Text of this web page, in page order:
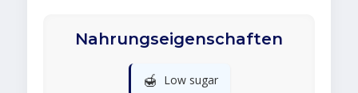
Nahrungseigenschaften
🍯 Low sugar